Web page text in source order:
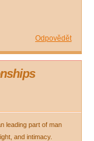
Odpovědět
leading part of man
and intimacy.